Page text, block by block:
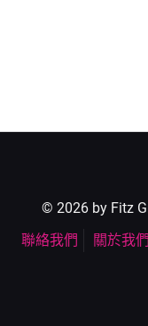
© 2026 by Fitz
聯絡我們
關於我們